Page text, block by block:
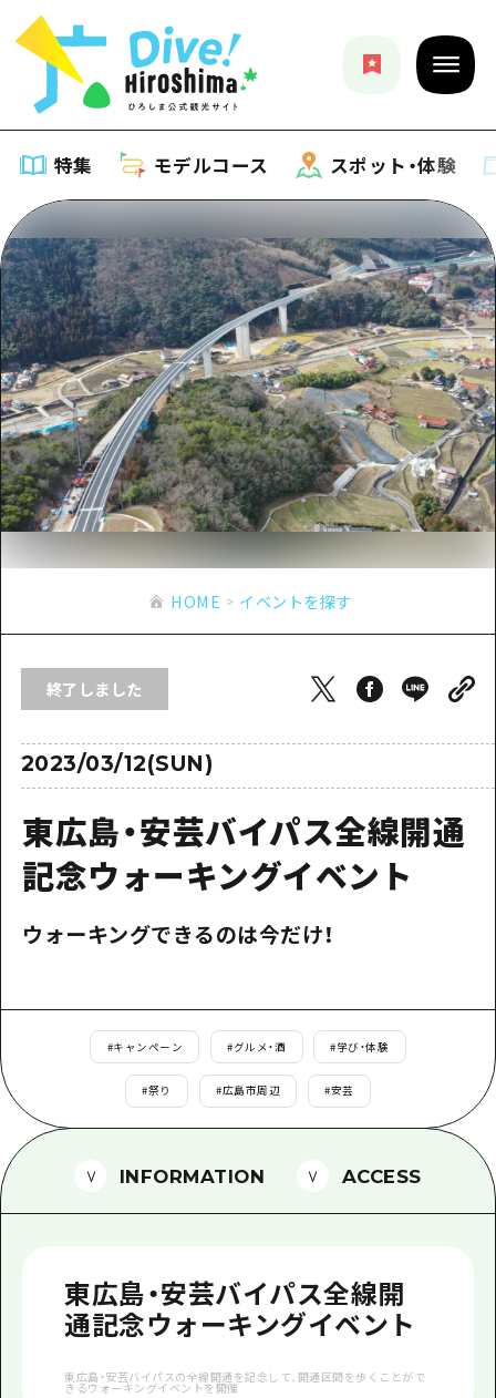
特集 モデルコース スポット・体験
特集
特集一覧
おすすめ
アート
イベント・祭り
グルメ・酒
サイクリング
ショッピング
ナイトライフ
世界遺産
学び・体験
歴史・文化
癒し
自然
モデルコース
モデルコース一覧
Dive! Hiroshima 公式ガイド
広島もしもトラベル
あたらしい非日常
広島市周辺
安芸
備後
宮島周辺
山口県東部
半日
2泊3日
スポット・体験
スポット・体験一覧
広島市周辺
安芸
備後
備北
宮島周辺
山口県東部
愛媛県
島根県
イベント
旬情報
お役立ち情報
アクセス
二次交通まとめ
施設の混雑状況のお知らせ
手荷物預かり・配送サービス
広島おもてなしパス
HIROSHIMA FREE Wi-Fi
広島県を訪れる外国人旅行者向け情報一
ボランティアガイド
ユニバーサルツーリズム
メディア掲載情報
フォトダウンロード
関連リンク
HOME
お問い合わせ
事業者・学校関係者の皆さま
HOME イベントを探す
終了しました
2023/03/12(SUN)
東広島・安芸バイパス全線開通
記念ウォーキングイベント
ウォーキングできるのは今だけ！
#キャンペーン #グルメ・酒 #学び・体験
#祭り #広島市周辺 #安芸
INFORMATION ACCESS
東広島・安芸バイパス全線開
通記念ウォーキングイベント
東広島・安芸バイパスの全線開通を記念して、開通区間を歩くことがで
きるウォーキングイベントを開催